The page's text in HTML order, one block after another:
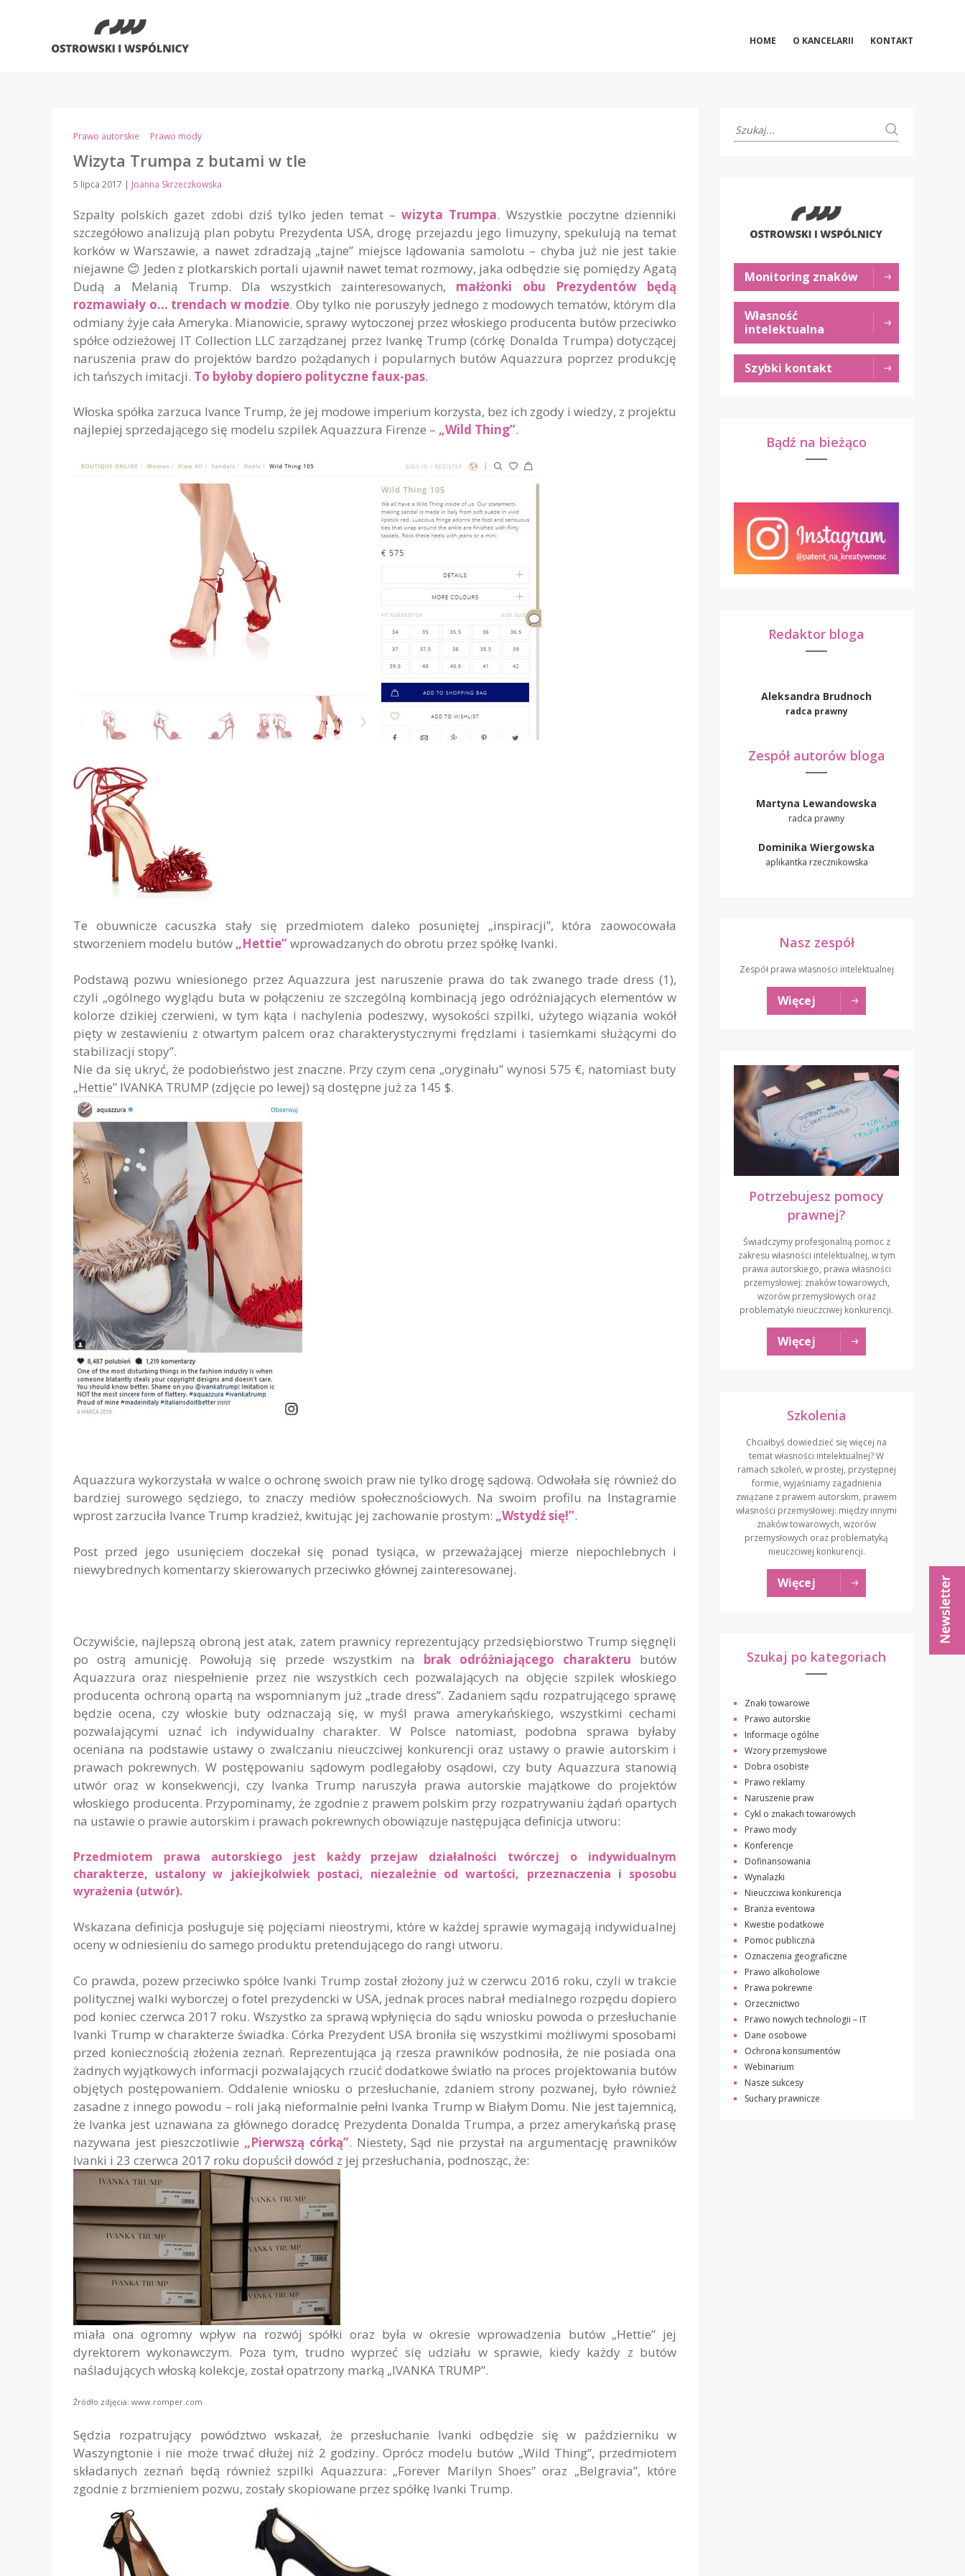
HOME O KANCELARII KONTAKT
Prawo autorskie Prawo mody
Wizyta Trumpa z butami w tle
5 lipca 2017 | Joanna Skrzeczkowska
Szpalty polskich gazet zdobi dziś tylko jeden temat –wizyta Trumpa. Wszystkie poczytne dzienniki
szczegółowo analizują plan pobytu Prezydenta USA, drogę przejazdu jego limuzyny, spekulują na temat
korków w Warszawie, a nawet zdradzają „tajne” miejsce lądowania samolotu – chyba już nie jest takie
niejawne 😊 Jeden z plotkarskich portali ujawnił nawet temat rozmowy, jaka odbędzie się pomiędzy Agatą
Dudą a Melanią Trump. Dla wszystkich zainteresowanych, małżonki obu Prezydentów będą
rozmawiały o… trendach w modzie. Oby tylko nie poruszyły jednego z modowych tematów, którym dla
odmiany żyje cała Ameryka. Mianowicie, sprawy wytoczonej przez włoskiego producenta butów przeciwko
spółce odzieżowej IT Collection LLC zarządzanej przez Ivankę Trump (córkę Donalda Trumpa) dotyczącej
naruszenia praw do projektów bardzo pożądanych i popularnych butów Aquazzura poprzez produkcję
ich tańszych imitacji. To byłoby dopiero polityczne faux-pas.
Włoska spółka zarzuca Ivance Trump, że jej modowe imperium korzysta, bez ich zgody i wiedzy, z projektu
najlepiej sprzedającego się modelu szpilek Aquazzura Firenze – „Wild Thing”.
Te obuwnicze cacuszka stały się przedmiotem daleko posuniętej „inspiracji”, która zaowocowała
stworzeniem modelu butów „Hettie”wprowadzanych do obrotu przez spółkę Ivanki.
Podstawą pozwu wniesionego przez Aquazzura jest naruszenie prawa do tak zwanego trade dress (1),
czyli „ogólnego wyglądu buta w połączeniu ze szczególną kombinacją jego odróżniających elementów w
kolorze dzikiej czerwieni, w tym kąta i nachylenia podeszwy, wysokości szpilki, użytego wiązania wokół
pięty w zestawieniu z otwartym palcem oraz charakterystycznymi frędzlami i tasiemkami służącymi do
stabilizacji stopy”.
Nie da się ukryć, że podobieństwo jest znaczne. Przy czym cena „oryginału” wynosi 575 €, natomiast buty
„Hettie” IVANKA TRUMP (zdjęcie po lewej) są dostępne już za 145 $.
Aquazzura wykorzystała w walce o ochronę swoich praw nie tylko drogę sądową. Odwołała się również do
bardziej surowego sędziego, to znaczy mediów społecznościowych. Na swoim profilu na Instagramie
wprost zarzuciła Ivance Trump kradzież, kwitując jej zachowanie prostym: „Wstydź się!”.
Post przed jego usunięciem doczekał się ponad tysiąca, w przeważającej mierze niepochlebnych i
niewybrednych komentarzy skierowanych przeciwko głównej zainteresowanej.
Oczywiście, najlepszą obroną jest atak, zatem prawnicy reprezentujący przedsiębiorstwo Trump sięgnęli
po ostrą amunicję. Powołują się przede wszystkim na brak odróżniającego charakteru butów
Aquazzura oraz niespełnienie przez nie wszystkich cech pozwalających na objęcie szpilek włoskiego
producenta ochroną opartą na wspomnianym już „trade dress”. Zadaniem sądu rozpatrującego sprawę
będzie ocena, czy włoskie buty odznaczają się, w myśl prawa amerykańskiego, wszystkimi cechami
pozwalającymi uznać ich indywidualny charakter. W Polsce natomiast, podobna sprawa byłaby
oceniana na podstawie ustawy o zwalczaniu nieuczciwej konkurencji oraz ustawy o prawie autorskim i
prawach pokrewnych. W postępowaniu sądowym podlegałoby osądowi, czy buty Aquazzura stanowią
utwór oraz w konsekwencji, czy Ivanka Trump naruszyła prawa autorskie majątkowe do projektów
włoskiego producenta. Przypominamy, że zgodnie z prawem polskim przy rozpatrywaniu żądań opartych
na ustawie o prawie autorskim i prawach pokrewnych obowiązuje następująca definicja utworu:
Przedmiotem prawa autorskiego jest każdy przejaw działalności twórczej o indywidualnym
charakterze, ustalony w jakiejkolwiek postaci, niezależnie od wartości, przeznaczenia i sposobu
wyrażenia (utwór).
Wskazana definicja posługuje się pojęciami nieostrymi, które w każdej sprawie wymagają indywidualnej
oceny w odniesieniu do samego produktu pretendującego do rangi utworu.
Co prawda, pozew przeciwko spółce Ivanki Trump został złożony już w czerwcu 2016 roku, czyli w trakcie
politycznej walki wyborczej o fotel prezydencki w USA, jednak proces nabrał medialnego rozpędu dopiero
pod koniec czerwca 2017 roku. Wszystko za sprawą wpłynięcia do sądu wniosku powoda o przesłuchanie
Ivanki Trump w charakterze świadka. Córka Prezydent USA broniła się wszystkimi możliwymi sposobami
przed koniecznością złożenia zeznań. Reprezentująca ją rzesza prawników podnosiła, że nie posiada ona
żadnych wyjątkowych informacji pozwalających rzucić dodatkowe światło na proces projektowania butów
objętych postępowaniem. Oddalenie wniosku o przesłuchanie, zdaniem strony pozwanej, było również
zasadne z innego powodu – roli jaką nieformalnie pełni Ivanka Trump w Białym Domu. Nie jest tajemnicą,
że Ivanka jest uznawana za głównego doradcę Prezydenta Donalda Trumpa, a przez amerykańską prasę
nazywana jest pieszczotliwie „Pierwszą córką”. Niestety, Sąd nie przystał na argumentację prawników
Ivanki i 23 czerwca 2017 roku dopuścił dowód z jej przesłuchania, podnosząc, że:
miała ona ogromny wpływ na rozwój spółki oraz była w okresie wprowadzenia butów „Hettie” jej
dyrektorem wykonawczym. Poza tym, trudno wyprzeć się udziału w sprawie, kiedy każdy z butów
naśladujących włoską kolekcje, został opatrzony marką „IVANKA TRUMP”.
Źródło zdjęcia: www.romper.com
Sędzia rozpatrujący powództwo wskazał, że przesłuchanie Ivanki odbędzie się w październiku w
Waszyngtonie i nie może trwać dłużej niż 2 godziny. Oprócz modelu butów „Wild Thing”, przedmiotem
składanych zeznań będą również szpilki Aquazzura: „Forever Marilyn Shoes” oraz „Belgravia”, które
zgodnie z brzmieniem pozwu, zostały skopiowane przez spółkę Ivanki Trump.
Monitoring znaków
Własność
intelektualna
Szybki kontakt
Bądź na bieżąco
Redaktor bloga
Aleksandra Brudnoch
radca prawny
Zespół autorów bloga
Martyna Lewandowska
radca prawny
Dominika Wiergowska
aplikantka rzecznikowska
Nasz zespół
Zespół prawa własności intelektualnej
Więcej
Potrzebujesz pomocy
prawnej?
Świadczymy profesjonalną pomoc z
zakresu własności intelektualnej, w tym
prawa autorskiego, prawa własności
przemysłowej: znaków towarowych,
wzorów przemysłowych oraz
problematyki nieuczciwej konkurencji.
Więcej
Szkolenia
Chciałbyś dowiedzieć się więcej na
temat własności intelektualnej? W
ramach szkoleń, w prostej, przystępnej
formie, wyjaśniamy zagadnienia
związane z prawem autorskim, prawem
własności przemysłowej: między innymi
znaków towarowych, wzorów
przemysłowych oraz problematyką
nieuczciwej konkurencji.
Więcej
Szukaj po kategoriach
Znaki towarowe
Prawo autorskie
Informacje ogólne
Wzory przemysłowe
Dobra osobiste
Prawo reklamy
Naruszenie praw
Cykl o znakach towarowych
Prawo mody
Konferencje
Dofinansowania
Wynalazki
Nieuczciwa konkurencja
Branża eventowa
Kwestie podatkowe
Pomoc publiczna
Oznaczenia geograficzne
Prawo alkoholowe
Prawa pokrewne
Orzecznictwo
Prawo nowych technologii – IT
Dane osobowe
Ochrona konsumentów
Webinarium
Nasze sukcesy
Suchary prawnicze